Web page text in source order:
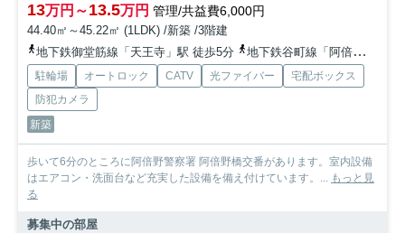
13万円～13.5万円 管理/共益費6,000円
44.40㎡～45.22㎡ (1LDK) /新築 /3階建
地下鉄御堂筋線「天王寺」駅 徒歩5分
地下鉄谷町線「阿倍野」駅 徒歩6分
駐輪場 オートロック CATV 光ファイバー
宅配ボックス
防犯カメラ
新築
歩いて6分のところに阿倍野警察署 阿倍野橋交番があります。室内設備
はエアコン・洗面台など充実した設備を備え付けています。... もっと見
る
募集中の部屋